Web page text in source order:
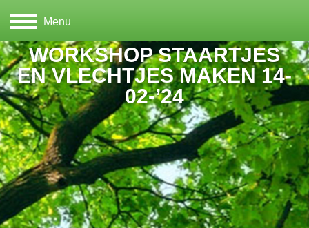
Menu
WORKSHOP STAARTJES
EN VLECHTJES MAKEN 14-
02-’24